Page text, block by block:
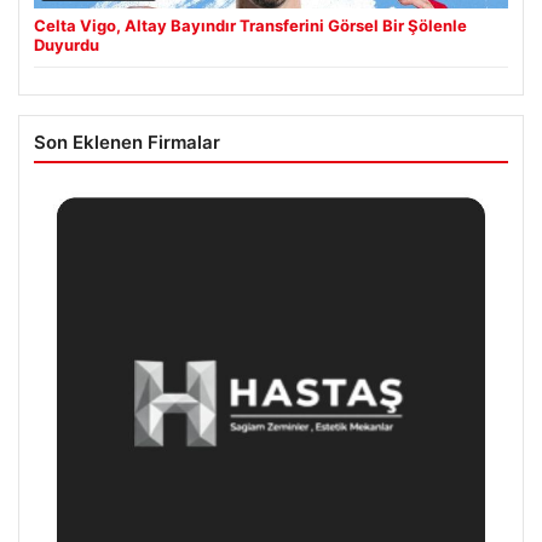
Celta Vigo, Altay Bayındır Transferini Görsel Bir Şölenle
Duyurdu
Son Eklenen Firmalar